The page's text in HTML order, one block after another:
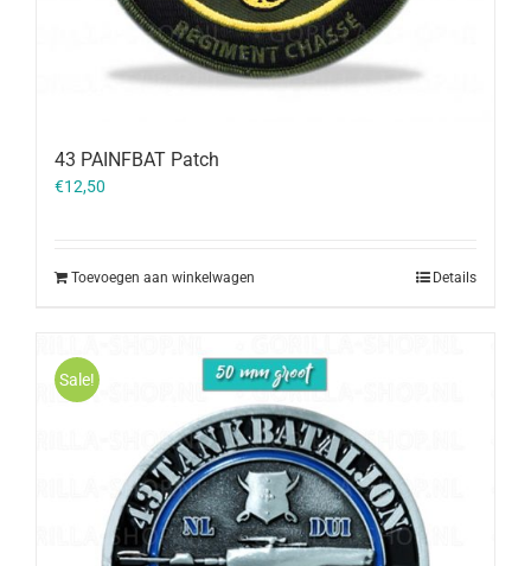
43 PAINFBAT Patch
€12,50
Toevoegen aan winkelwagen Details
Sale!